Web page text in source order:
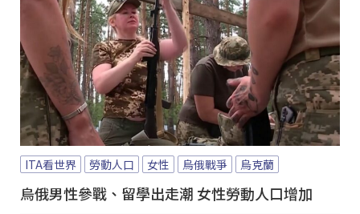
ITA看世界 勞動人口 女性 烏俄戰爭 烏克蘭
烏俄男性參戰、留學出走潮 女性勞動人口增加